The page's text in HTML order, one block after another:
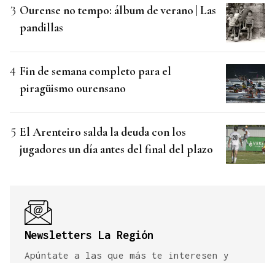
Ourense no tempo: álbum de verano | Las
pandillas
Fin de semana completo para el
piragüismo ourensano
El Arenteiro salda la deuda con los
jugadores un día antes del final del plazo
Newsletters La Región
Apúntate a las que más te interesen y